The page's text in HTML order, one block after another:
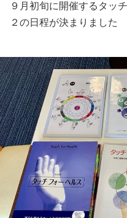
９月初旬に開催するタッ
２の日程が決まりました